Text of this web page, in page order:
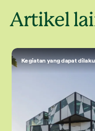
Artikel
Kegiatan yang dapat